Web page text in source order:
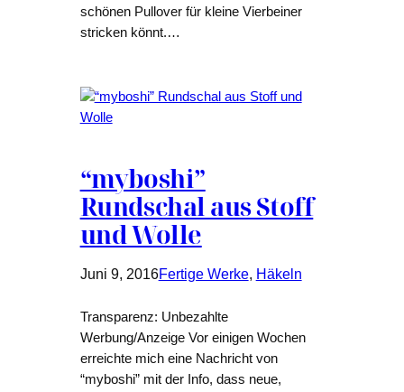
schönen Pullover für kleine Vierbeiner
stricken könnt.…
“myboshi”
Rundschal aus Stoff
und Wolle
Juni 9, 2016Fertige Werke, Häkeln
Transparenz: Unbezahlte
Werbung/Anzeige Vor einigen Wochen
erreichte mich eine Nachricht von
“myboshi” mit der Info, dass neue,